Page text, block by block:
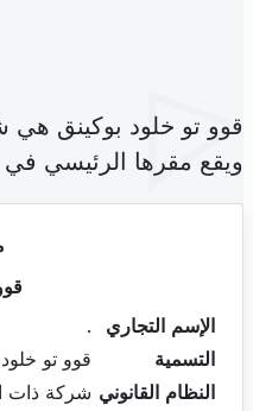
قوو تو خلود بوكينق هي
ويقع مقرها الرئيسي في طريق تونس كلم
الإسم التجاري
.
التسمية
قوو تو
النظام القانوني شركة ذات